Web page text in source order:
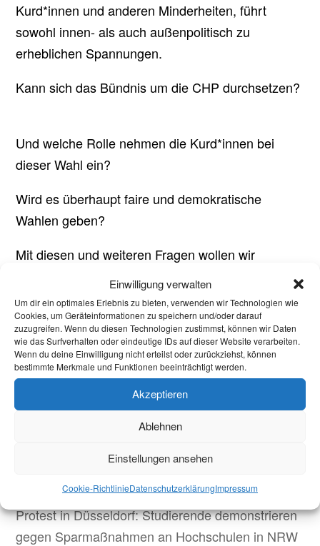
Einwilligung verwalten
Um dir ein optimales Erlebnis zu bieten, verwenden wir Technologien wie
Cookies, um Geräteinformationen zu speichern und/oder darauf
zuzugreifen. Wenn du diesen Technologien zustimmst, können wir Daten
wie das Surfverhalten oder eindeutige IDs auf dieser Website verarbeiten.
Wenn du deine Einwilligung nicht erteilst oder zurückziehst, können
bestimmte Merkmale und Funktionen beeinträchtigt werden.
Akzeptieren
Ablehnen
Einstellungen ansehen
Cookie-RichtlinieDatenschutzerklärungImpressum
Kurd*innen und anderen Minderheiten, führt
sowohl innen- als auch außenpolitisch zu
erheblichen Spannungen.
Kann sich das Bündnis um die CHP durchsetzen?
Und welche Rolle nehmen die Kurd*innen bei
dieser Wahl ein?
Wird es überhaupt faire und demokratische
Wahlen geben?
Mit diesen und weiteren Fragen wollen wir
am Donnerstag den 11. Mai um 19 Uhr im Hörsaal
2 (Hauptgebäude) ins Gespräch kommen.
Aktuelles
Welcome Week und darüber hinaus: Onboarding
Warum Einsamkeit im Studium kein Versagen ist –
und was wirklich hilft
Protest in Düsseldorf: Studierende demonstrieren
gegen Sparmaßnahmen an Hochschulen in NRW